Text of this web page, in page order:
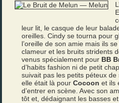
leur lit, le casque de leur
oreilles. Cindy se tourna pour
l’oreille de son amie mais ils
clameur et les bruits stridents
venus spécialement pour BB
d’habits fashion ni de petit
suivait pas les petits péteux de
elle était là pourCocoon et ils
d’entrer en scène. Avec son
tôt et, dédaignant les basses